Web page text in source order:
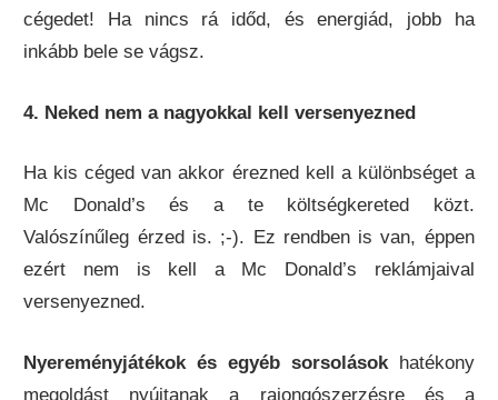
cégedet! Ha nincs rá időd, és energiád, jobb ha
inkább bele se vágsz.
4. Neked nem a nagyokkal kell versenyezned
Ha kis céged van akkor érezned kell a különbséget a
Mc Donald’s és a te költségkereted közt.
Valószínűleg érzed is. ;-). Ez rendben is van, éppen
ezért nem is kell a Mc Donald’s reklámjaival
versenyezned.
Nyereményjátékok és egyéb sorsolásokhatékony
megoldást nyújtanak a rajongószerzésre és a